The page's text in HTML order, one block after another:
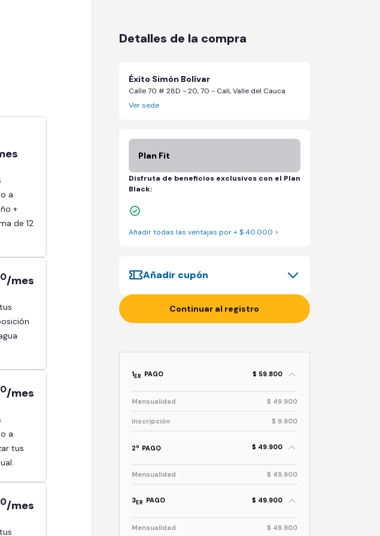
a
+
de 12
/mes
/mes
a
tus
/mes
Detalles de la compra
Éxito Simón Bolívar
Calle 70 # 28D - 20, 70 - Cali, Valle del Cauca
Ver sede
Plan Fit
Disfruta de beneficios exclusivos con el Plan
Black:
Añadir todas las ventajas por + $ 40.000 >
Añadir cupón
Continuar al registro
1ER PAGO $ 59.800
Mensualidad $ 49.900
Inscripción $ 9.900
2o PAGO $ 49.900
Mensualidad $ 49.900
3ER PAGO $ 49.900
Mensualidad $ 49.900